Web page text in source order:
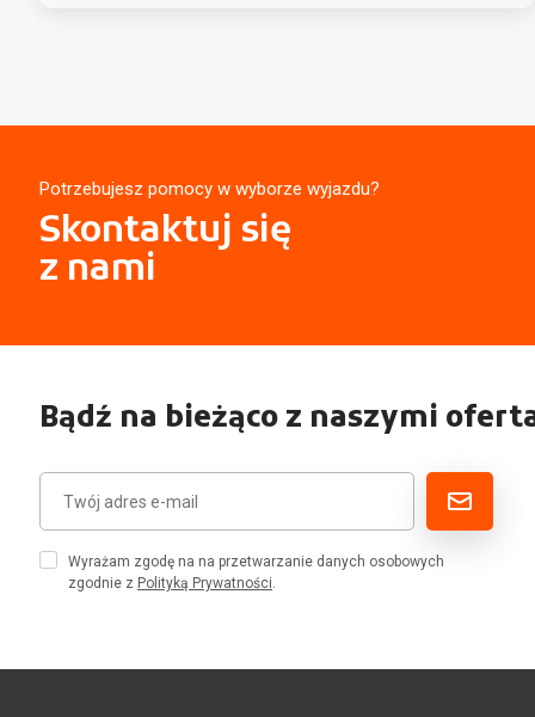
Potrzebujesz pomocy w wyborze wyjazdu?
Skontaktuj się
z nami
Bądź na bieżąco z naszymi
Wyrażam zgodę na na przetwarzanie danych osobowych
zgodnie z Polityką Prywatności.